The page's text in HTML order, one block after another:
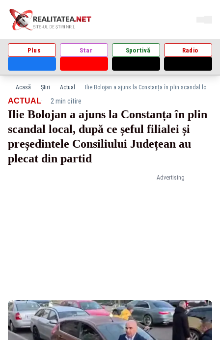
Plus Star Sportivă Radio
Acasă Știri Actual Ilie Bolojan a ajuns la Constanța în plin scandal local, după ce șeful filialei și președintele Consiliului Județean au plecat din partid
Advertising
ACTUAL· 2 min citire
Ilie Bolojan a ajuns la Constanța în plin
scandal local, după ce șeful filialei și
președintele Consiliului Județean au
plecat din partid